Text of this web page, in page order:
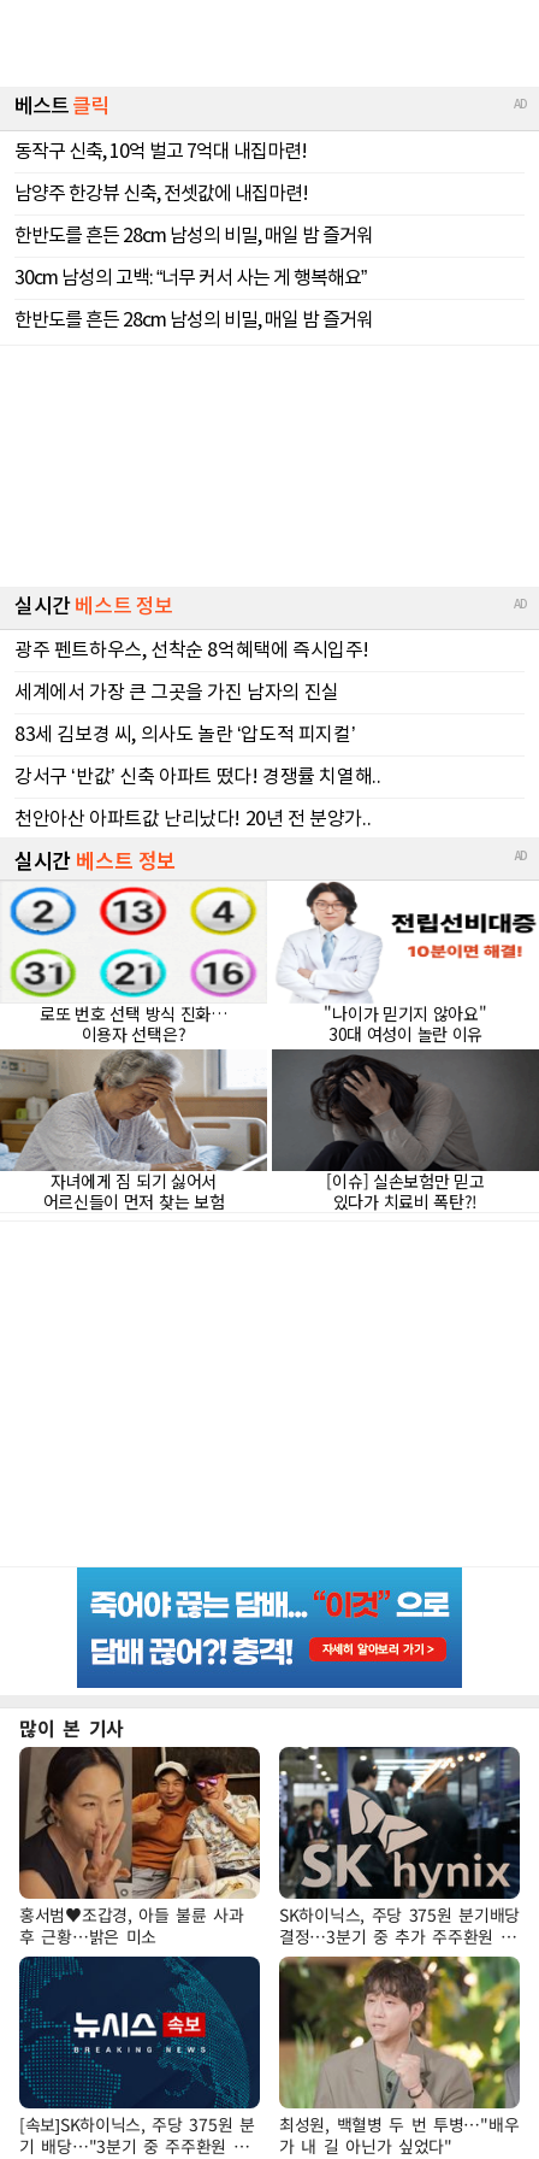
많이 본 기사
홍서범♥조갑경, 아들 불륜 사과
후 근황…밝은 미소
SK하이닉스, 주당 375원 분기배당
결정…3분기 중 추가 주주환원 발
표
[속보]SK하이닉스, 주당 375원 분
기 배당…"3분기 중 주주환원 방
최성원, 백혈병 두 번 투병…"배우
가 내 길 아닌가 싶었다"